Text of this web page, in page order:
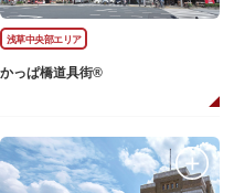
浅草中央部エリア
かっぱ橋道具街®